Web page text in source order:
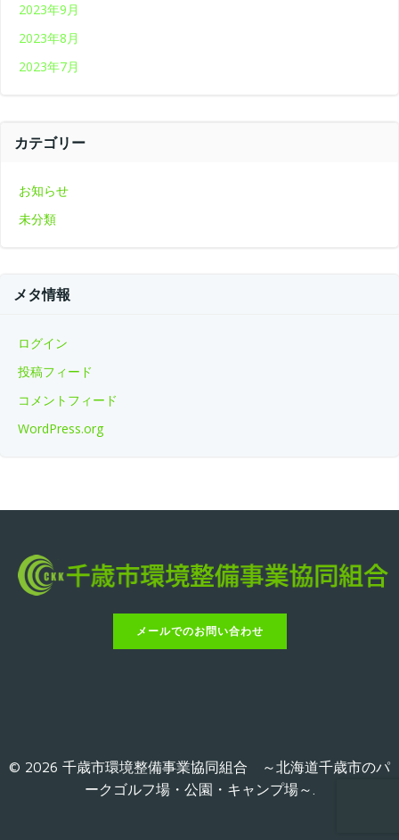
2023年9月
2023年8月
2023年7月
カテゴリー
お知らせ
未分類
メタ情報
ログイン
投稿フィード
コメントフィード
WordPress.org
メールでのお問い合わせ
© 2026 千歳市環境整備事業協同組合 ～北海道千歳市のパ
ークゴルフ場・公園・キャンプ場～.